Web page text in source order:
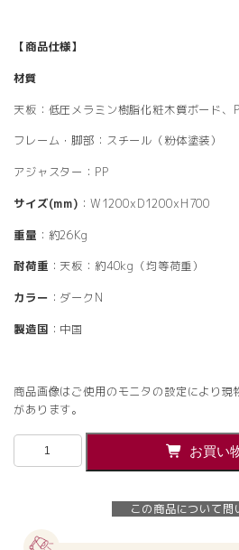
【商品仕様】
材質
天板：低圧メラミン樹脂化粧木質ボード、
フレーム・脚部：スチール（粉体塗装）
アジャスター：PP
サイズ(mm) ：W1200xD1200xH700
重量 ：約26Kg
耐荷重 ：天板：約40kg（均等荷重）
カラー ：ダークN
製造国 ：中国
商品画像はご使用のモニタの設定により
があります。
【法
お買い
この商品について問